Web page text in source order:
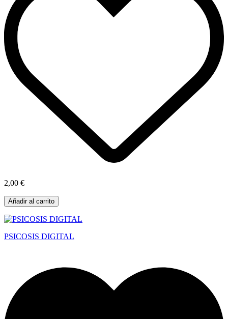
2,00 €
Añadir al carrito
PSICOSIS DIGITAL